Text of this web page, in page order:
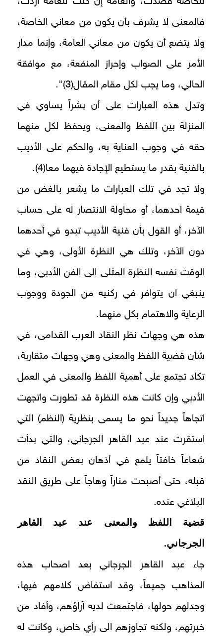
فالمعنى لا يشرف بأن يكون من معاني الخاصة،
ولا يتضع أن يكون من معاني العامة، وإنما مدار
الأمر على الصواب وإحراز المنفعة، مع موافقة
الحالي، وما يجب لكل مقام المقال(3)".
وتدل هذه العبارات على أن بشراً يساوي في
المنزلة بين اللفظ والمعنى، ويحفظ لكل منهما
حقه في وجوب العناية به، والحكم على الأديب
بالفنية بقدر ما يستطيع الإجادة فيهما معا(4).
ولا تجد في تلك العبارات ما يشعر بالغض من
قيمة احدهما، أو محاولة الانتصار له على حساب
الآخر، أو القول بأن فنية الأديب تبدو في أحدهما
دون الآخر، وتلك هي النظرة الأولى، وهي في
الوقت نفسه النظرة المثلى الى الفن الأدبي، وما
ينبغي ان يتوافر في ركنيه من الجودة ووجوب
الرعاية والاهتمام بكل منهما.
هذه هي وجهات نظر النقاد العرب القدامى، في
شأن قضية اللفظ والمعنى وهي وجهات متقاربة،
تكاد تجتمع على أهمية اللفظ والمعنى في العمل
الأدبي وإن كانت هذه النظرة قد تطورت واتجهت
اتجاهاً جديداً نحو ما يسمى بنظرية (النظم) التي
استقرت عند عبد القاهر الجرجاني، والتي بدأت
شعاعاً خافتاً يلمع في أذهان بعض النقاد من
قبله، حتى أصبحت مناراً وهاجاً على طريق النقد
البلاغي عنده.
قضية اللفظ والمعنى عند عبد القاهر
الجرجاني.
جاء عبد القاهر الجرجاني بعد اصحاب هذه
المذاهب جميعاً، وقد استفاض كلامهم فيها،
وجدلهم حولها، فاجتمعت لديه آراؤهم، وأفاد من
خبرتهم، ولكنه تجاوزهم الى رأي خاص، وكانت له